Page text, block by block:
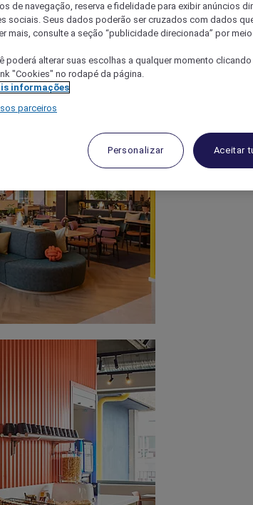
de navegação, reserva e fidelidade para exibir anúncios
sociais. Seus dados poderão ser cruzados com dados
mais, consulte a seção “publicidade direcionada” por
poderá alterar suas escolhas a qualquer momento
"Cookies" no rodapé da página.
informações
parceiros
Personalizar Aceitar